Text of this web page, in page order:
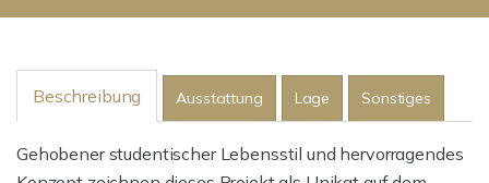
Beschreibung Ausstattung Lage Sonstiges
Gehobener studentischer Lebensstil und hervorragendes